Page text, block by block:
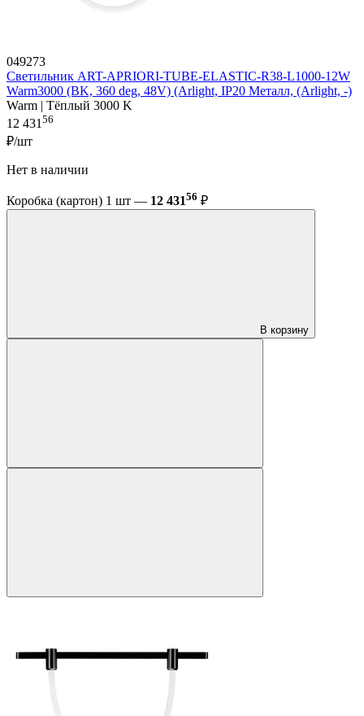
049273
Светильник ART-APRIORI-TUBE-ELASTIC-R38-L1000-12W
Warm3000 (BK, 360 deg, 48V) (Arlight, IP20 Металл, (Arlight, -)
Warm | Тёплый 3000 K
12 43156
₽/шт
Нет в наличии
Коробка (картон) 1 шт — 12 43156 ₽
В корзину